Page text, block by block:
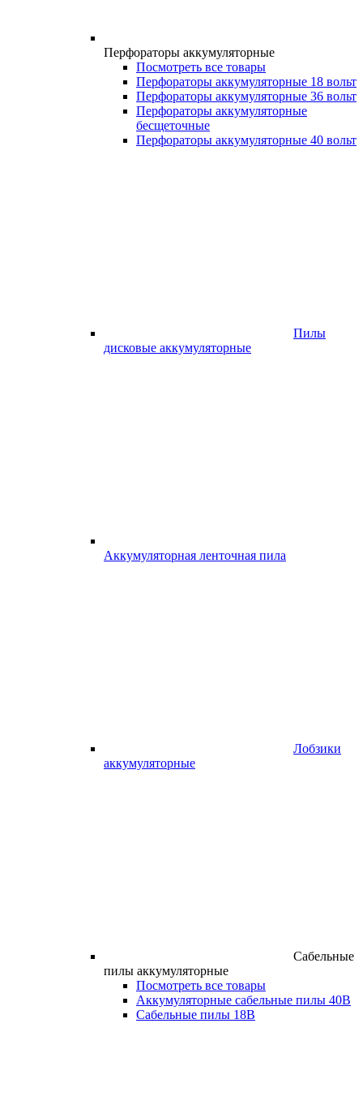
Перфораторы аккумуляторные
Посмотреть все товары
Перфораторы аккумуляторные 18 вольт
Перфораторы аккумуляторные 36 вольт
Перфораторы аккумуляторные
бесщеточные
Перфораторы аккумуляторные 40 вольт
Пилы
дисковые аккумуляторные
Аккумуляторная ленточная пила
Лобзики
аккумуляторные
Сабельные
пилы аккумуляторные
Посмотреть все товары
Аккумуляторные сабельные пилы 40В
Сабельные пилы 18В